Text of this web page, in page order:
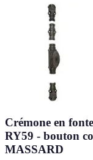
Crémone en
RY59 - bouton
MASSARD